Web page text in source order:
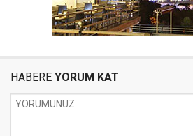
HABERE YORUM KAT